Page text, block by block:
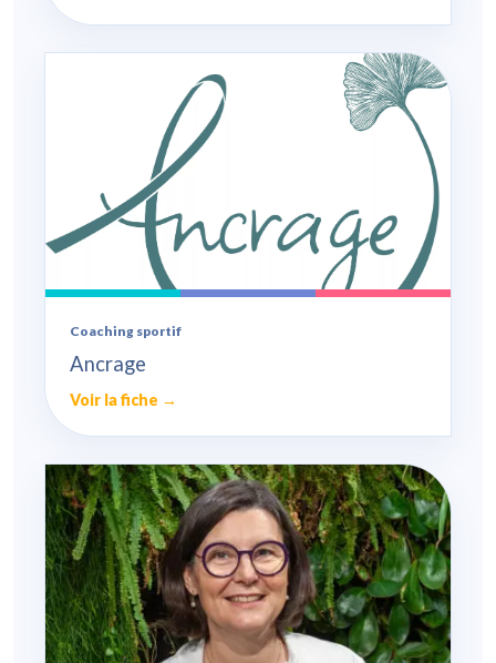
Coaching sportif
Ancrage
Voir la fiche →